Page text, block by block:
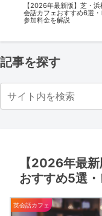
【2026年最新版】芝・
会話カフェおすすめ6選
参加料金を解説
記事を探す
【2026年最
おすすめ5選
英会話カフェ